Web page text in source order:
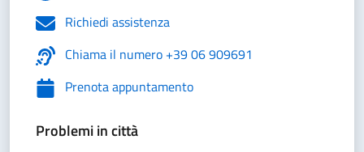
Richiedi assistenza
Chiama il numero +39 06 909691
Prenota appuntamento
Problemi in città